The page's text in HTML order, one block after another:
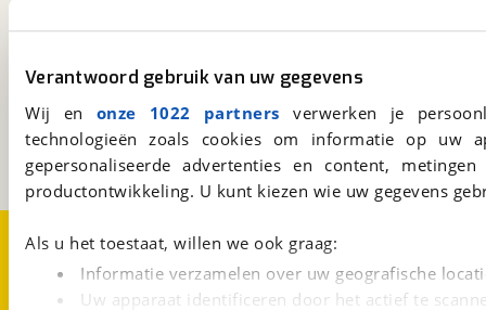
Verantwoord gebruik van uw gegevens
Wij en onze 1022 partners verwerken je
technologieën zoals cookies om informatie op
gepersonaliseerde advertenties en content,
productontwikkeling. U kunt kiezen wie uw gegevens
Als u het toestaat, willen we ook graag:
Informatie verzamelen over uw geografische
Uw apparaat identificeren door het actief te
viaBOVAG.nl
3981 AJ
Bunnik
Een initiatief van
BOVAG
Over viaBOVAG.nl
Disclaimer- en Privacyverklaring
CookievoorkeurenVacatures